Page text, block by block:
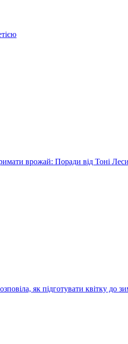
врожай: Поради від Тоні
як підготувати квітку до